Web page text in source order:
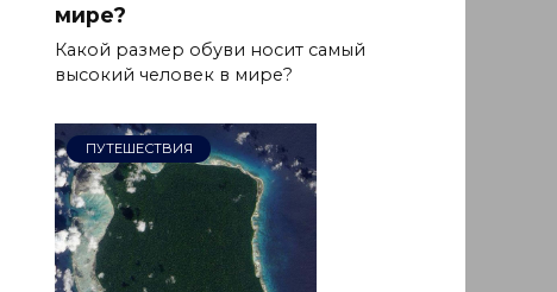
мире?
Какой размер обуви носит самый
высокий человек в мире?
ПУТЕШЕСТВИЯ